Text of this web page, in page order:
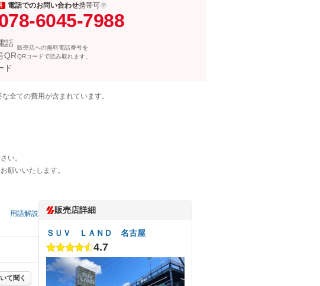
電話でのお問い合わせ携帯可
6045-7988
販売店への無料電話番号を
QRコードで読み取れます。
全ての費用が含まれています。
い。
願いいたします。
用語解説
て聞く
販売店詳細
ＳＵＶ ＬＡＮＤ 名古屋
4.7